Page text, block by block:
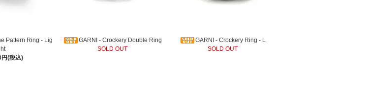
Pattern Ring - Lig
ht
(税込)
GARNI - Crockery Double Ring
SOLD OUT
GARNI - Crockery Ring - L
SOLD OUT